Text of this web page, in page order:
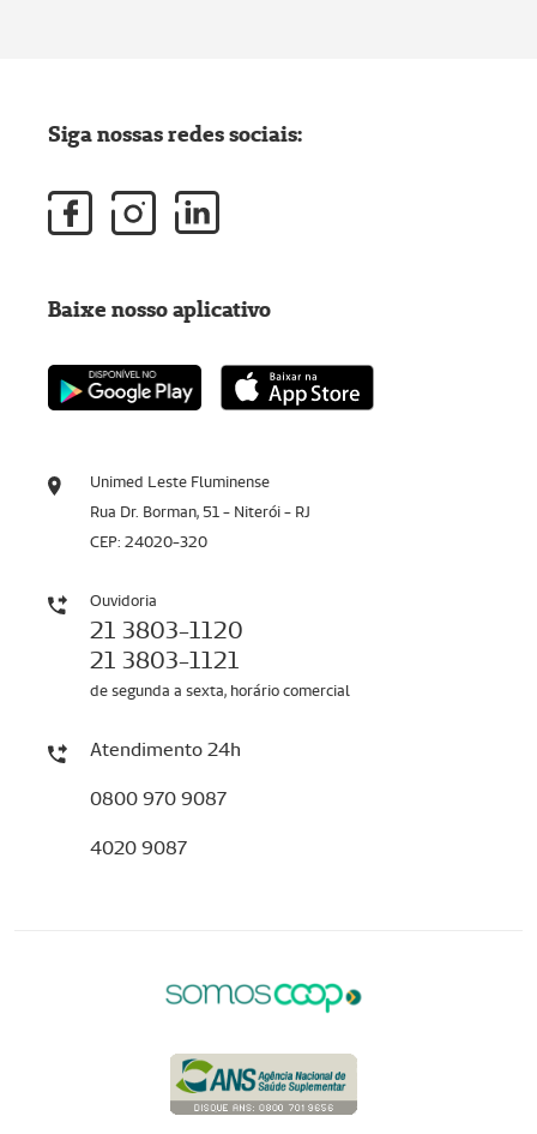
Unimed Leste Fluminense
Rua Dr. Borman, 51 - Niterói - RJ
CEP: 24020-320
Ouvidoria
21 3803-1120
21 3803-1121
de segunda a sexta, horário comercial
Atendimento 24h
0800 970 9087
4020 9087
Siga nossas redes sociais:
Baixe nosso aplicativo